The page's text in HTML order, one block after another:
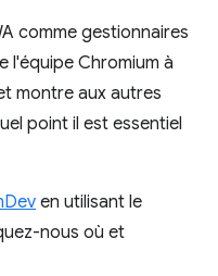
comme gestionnaires
l'équipe Chromium à
montre aux autres
point il est essentiel
en utilisant le
nous où et